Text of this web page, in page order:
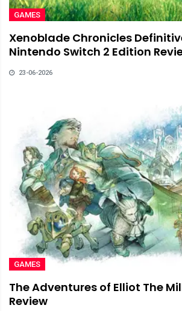
GAMES
Xenoblade Chronicles
Nintendo Switch 2 Edition
23-06-2026
GAMES
The Adventures of Elliot The
Review